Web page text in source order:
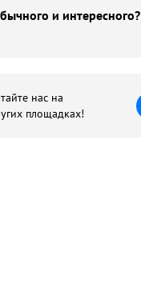
и интересного?
нас на
площадках!